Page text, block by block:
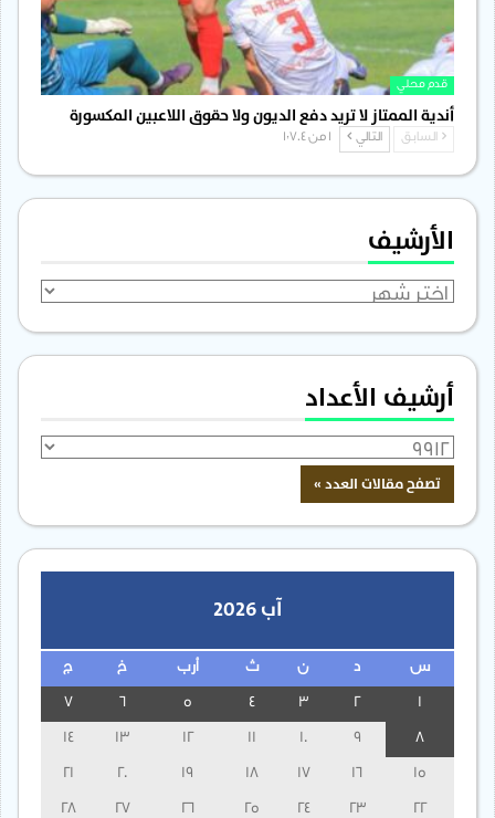
قدم محلي
أندية الممتاز لا تريد دفع الديون ولا حقوق اللاعبين المكسورة
السابق التالي
الأرشيف
الأرشيف
أرشيف الأعداد
آب 2026
س ن ث أرب خ ج
3
13
14
15
16
17
18
19
20
21
22
23
24
25
26
27
28